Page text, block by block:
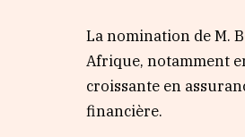
La nomination de M.
Afrique, notamment
croissante en
financière.